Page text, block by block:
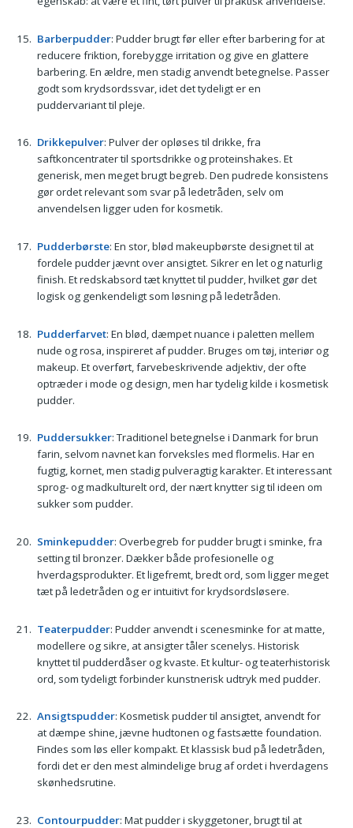
Barberpudder: Pudder brugt før eller efter barbering for at
reducere friktion, forebygge irritation og give en glattere
barbering. En ældre, men stadig anvendt betegnelse. Passer
godt som krydsordssvar, idet det tydeligt er en
puddervariant til pleje.
Drikkepulver: Pulver der opløses til drikke, fra
saftkoncentrater til sportsdrikke og proteinshakes. Et
generisk, men meget brugt begreb. Den pudrede konsistens
gør ordet relevant som svar på ledetråden, selv om
anvendelsen ligger uden for kosmetik.
Pudderbørste: En stor, blød makeupbørste designet til at
fordele pudder jævnt over ansigtet. Sikrer en let og naturlig
finish. Et redskabsord tæt knyttet til pudder, hvilket gør det
logisk og genkendeligt som løsning på ledetråden.
Pudderfarvet: En blød, dæmpet nuance i paletten mellem
nude og rosa, inspireret af pudder. Bruges om tøj, interiør og
makeup. Et overført, farvebeskrivende adjektiv, der ofte
optræder i mode og design, men har tydelig kilde i kosmetisk
pudder.
Puddersukker: Traditionel betegnelse i Danmark for brun
farin, selvom navnet kan forveksles med flormelis. Har en
fugtig, kornet, men stadig pulveragtig karakter. Et interessant
sprog- og madkulturelt ord, der nært knytter sig til ideen om
sukker som pudder.
Sminkepudder: Overbegreb for pudder brugt i sminke, fra
setting til bronzer. Dækker både profesionelle og
hverdagsprodukter. Et ligefremt, bredt ord, som ligger meget
tæt på ledetråden og er intuitivt for krydsordsløsere.
Teaterpudder: Pudder anvendt i scenesminke for at matte,
modellere og sikre, at ansigter tåler scenelys. Historisk
knyttet til pudderdåser og kvaste. Et kultur- og teaterhistorisk
ord, som tydeligt forbinder kunstnerisk udtryk med pudder.
Ansigtspudder: Kosmetisk pudder til ansigtet, anvendt for
at dæmpe shine, jævne hudtonen og fastsætte foundation.
Findes som løs eller kompakt. Et klassisk bud på ledetråden,
fordi det er den mest almindelige brug af ordet i hverdagens
skønhedsrutine.
Contourpudder: Mat pudder i skyggetoner, brugt til at